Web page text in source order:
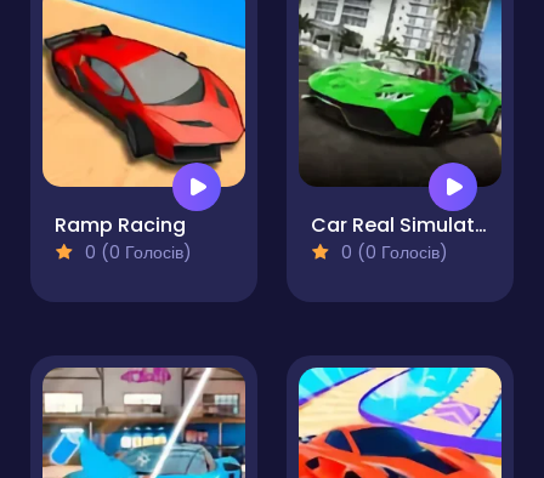
Ramp Racing
0 (0 Голосів)
Car Real Simulator
0 (0 Голосів)